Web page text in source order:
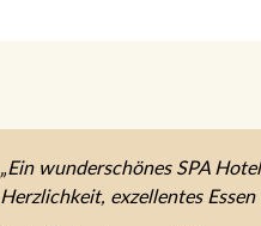
„Ein wunderschönes SPA
Herzlichkeit, exzellentes